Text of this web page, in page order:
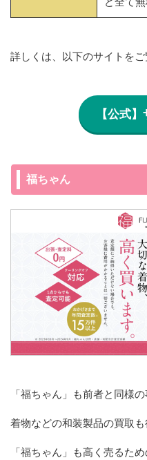
詳しくは、以下のサイトをご
【公式
福ちゃん
「福ちゃん」も前者と同様
着物などの和装製品の買取も
「福ちゃん」も高く売るた